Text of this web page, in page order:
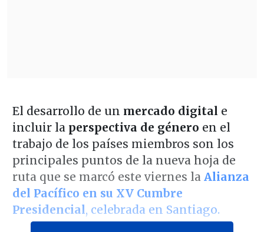
El desarrollo de un mercado digital e
incluir la perspectiva de género en el
trabajo de los países miembros son los
principales puntos de la nueva hoja de
ruta que se marcó este viernes la Alianza
del Pacífico en su XV Cumbre
Presidencial, celebrada en Santiago.